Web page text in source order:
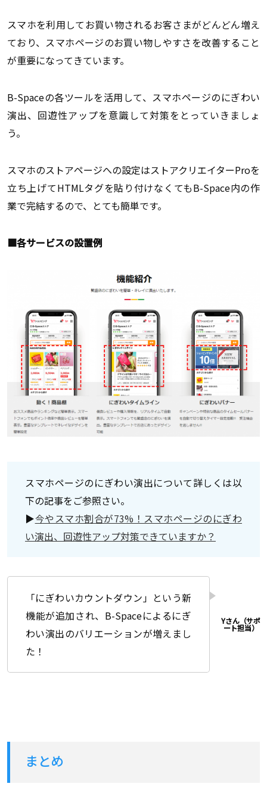
スマホを利用してお買い物されるお客さまがどんどん増え
ており、スマホページのお買い物しやすさを改善すること
が重要になってきています。
B-Spaceの各ツールを活用して、スマホページのにぎわい
演出、回遊性アップを意識して対策をとっていきましょ
う。
スマホのストアページへの設定はストアクリエイターProを
立ち上げてHTMLタグを貼り付けなくてもB-Space内の作
業で完結するので、とても簡単です。
■各サービスの設置例
スマホページのにぎわい演出について詳しくは以
下の記事をご参照さい。
▶今やスマホ割合が73%！スマホページのにぎわ
い演出、回遊性アップ対策できていますか？
「にぎわいカウントダウン」という新
機能が追加され、B-Spaceによるにぎ
わい演出のバリエーションが増えまし
た！
まとめ